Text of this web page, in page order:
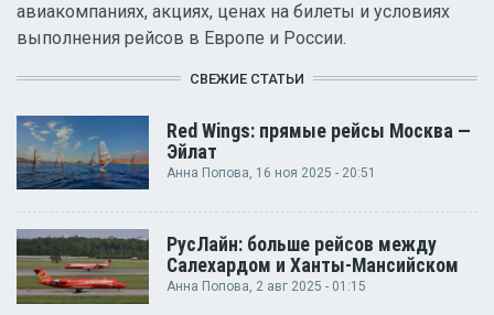
авиакомпаниях, акциях, ценах на билеты и условиях
выполнения рейсов в Европе и России.
СВЕЖИЕ СТАТЬИ
Red Wings: прямые рейсы Москва —
Эйлат
Анна Попова, 16 ноя 2025 - 20:51
РусЛайн: больше рейсов между
Салехардом и Ханты-Мансийском
Анна Попова, 2 авг 2025 - 01:15